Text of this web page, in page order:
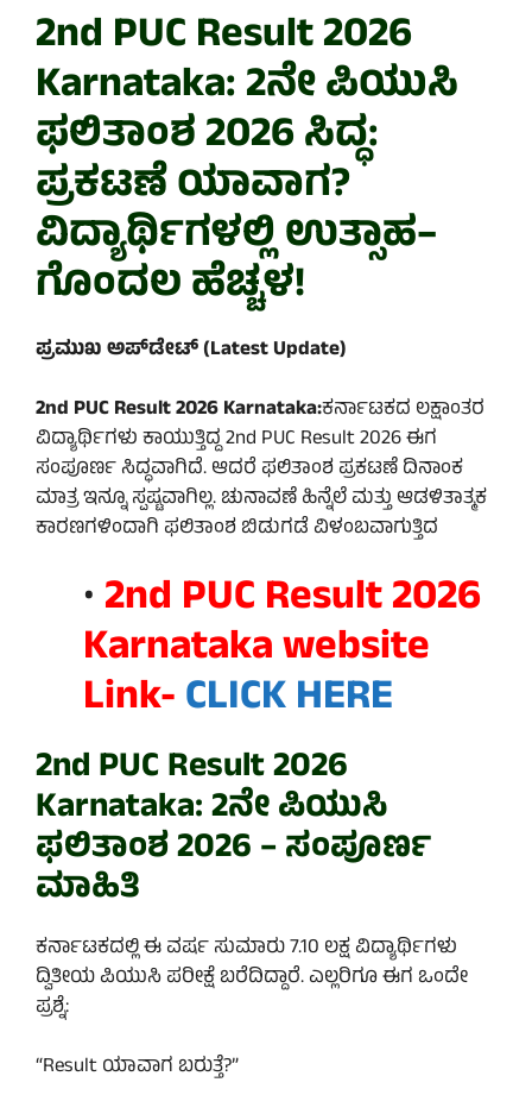
2nd PUC Result 2026
Karnataka: 2ನೇ ಪಿಯುಸಿ
ಫಲಿತಾಂಶ 2026 ಸಿದ್ಧ:
ಪ್ರಕಟಣೆ ಯಾವಾಗ?
ವಿದ್ಯಾರ್ಥಿಗಳಲ್ಲಿ ಉತ್ಸಾಹ–
ಗೊಂದಲ ಹೆಚ್ಚಳ!
ಪ್ರಮುಖ ಅಪ್‌ಡೇಟ್ (Latest Update)
2nd PUC Result 2026 Karnataka:ಕರ್ನಾಟಕದ ಲಕ್ಷಾಂತರ
ವಿದ್ಯಾರ್ಥಿಗಳು ಕಾಯುತ್ತಿದ್ದ 2nd PUC Result 2026 ಈಗ
ಸಂಪೂರ್ಣ ಸಿದ್ಧವಾಗಿದೆ. ಆದರೆ ಫಲಿತಾಂಶ ಪ್ರಕಟಣೆ ದಿನಾಂಕ
ಮಾತ್ರ ಇನ್ನೂ ಸ್ಪಷ್ಟವಾಗಿಲ್ಲ. ಚುನಾವಣೆ ಹಿನ್ನೆಲೆ ಮತ್ತು ಆಡಳಿತಾತ್ಮಕ
ಕಾರಣಗಳಿಂದಾಗಿ ಫಲಿತಾಂಶ ಬಿಡುಗಡೆ ವಿಳಂಬವಾಗುತ್ತಿದ
•2nd PUC Result 2026
Karnataka website
Link-CLICK HERE
2nd PUC Result 2026
Karnataka:2ನೇ ಪಿಯುಸಿ
ಫಲಿತಾಂಶ 2026 – ಸಂಪೂರ್ಣ
ಮಾಹಿತಿ
ಕರ್ನಾಟಕದಲ್ಲಿ ಈ ವರ್ಷ ಸುಮಾರು 7.10 ಲಕ್ಷ ವಿದ್ಯಾರ್ಥಿಗಳು
ದ್ವಿತೀಯ ಪಿಯುಸಿ ಪರೀಕ್ಷೆ ಬರೆದಿದ್ದಾರೆ. ಎಲ್ಲರಿಗೂ ಈಗ ಒಂದೇ
ಪ್ರಶ್ನೆ:
“Result ಯಾವಾಗ ಬರುತ್ತೆ?”